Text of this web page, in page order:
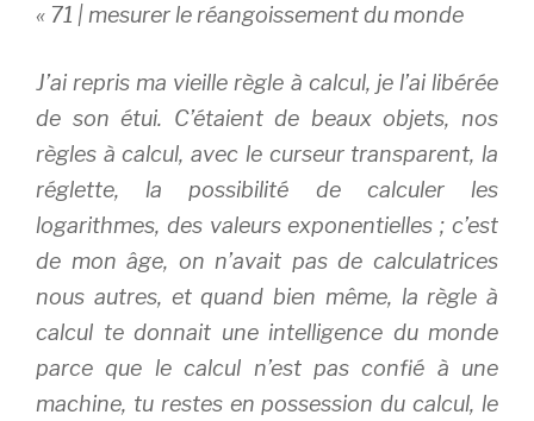
« 71 | mesurer le réangoissement du monde
J’ai repris ma vieille règle à calcul, je l’ai libérée
de son étui. C’étaient de beaux objets, nos
règles à calcul, avec le curseur transparent, la
réglette, la possibilité de calculer les
logarithmes, des valeurs exponentielles ; c’est
de mon âge, on n’avait pas de calculatrices
nous autres, et quand bien même, la règle à
calcul te donnait une intelligence du monde
parce que le calcul n’est pas confié à une
machine, tu restes en possession du calcul, le